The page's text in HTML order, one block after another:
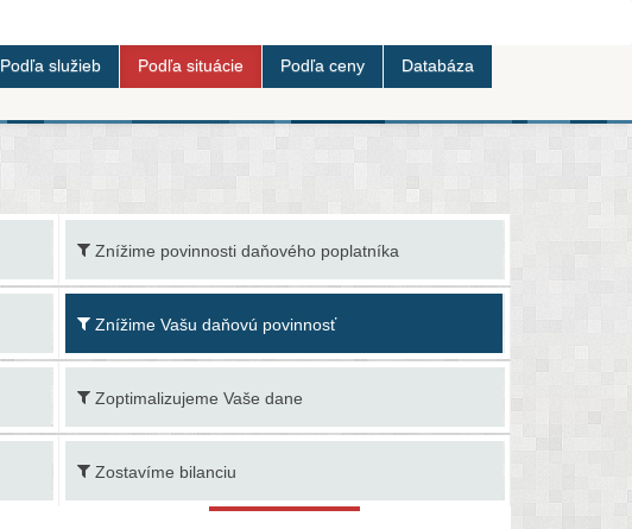
Podľa služieb Podľa situácie Podľa ceny Databáza
Znížime povinnosti daňového poplatníka
Znížime Vašu daňovú povinnosť
Zoptimalizujeme Vaše dane
Zostavíme bilanciu